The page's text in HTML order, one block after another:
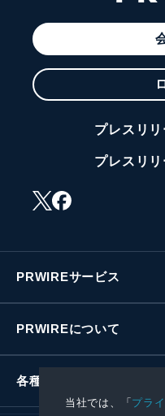
当社では、「プラ
プレスリ
プレスリ
PRWIREサービス
PRWIREについて
各種お問い合わせ